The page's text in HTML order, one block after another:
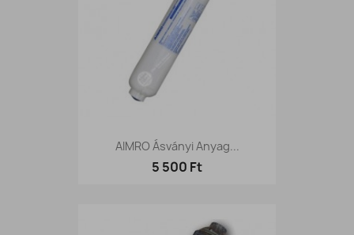
AIMRO Ásványi Anyag...
5 500 Ft